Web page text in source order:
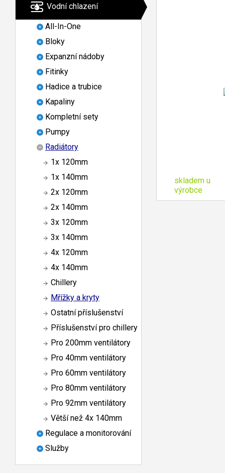
Vodní chlazení
All-In-One
Bloky
Expanzní nádoby
Fitinky
Hadice a trubice
Kapaliny
Kompletní sety
Pumpy
Radiátory
1x 120mm
1x 140mm
2x 120mm
2x 140mm
3x 120mm
3x 140mm
4x 120mm
4x 140mm
Chillery
Mřížky a kryty
Ostatní příslušenství
Příslušenství pro chillery
Pro 200mm ventilátory
Pro 40mm ventilátory
Pro 60mm ventilátory
Pro 80mm ventilátory
Pro 92mm ventilátory
Větší než 4x 140mm
Regulace a monitorování
Služby
skladem u
výrobce